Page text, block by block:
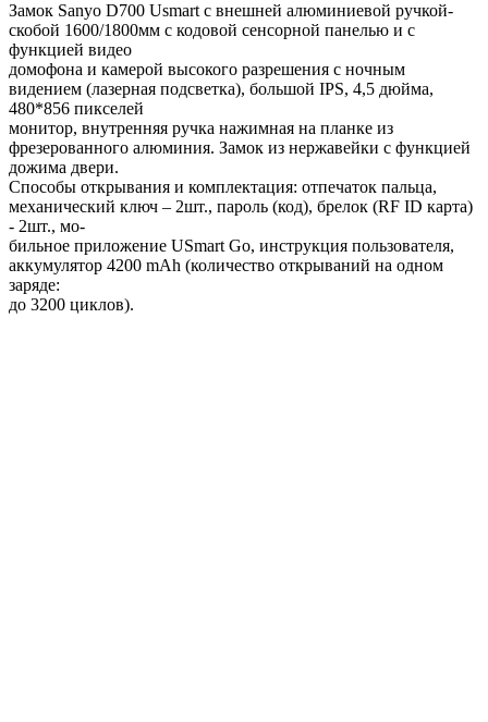
Замок Sanyo D700 Usmart с внешней алюминиевой ручкой-
скобой 1600/1800мм с кодовой сенсорной панелью и с
функцией видео
домофона и камерой высокого разрешения с ночным
видением (лазерная подсветка), большой IPS, 4,5 дюйма,
480*856 пикселей
монитор, внутренняя ручка нажимная на планке из
фрезерованного алюминия. Замок из нержавейки с функцией
дожима двери.
Способы открывания и комплектация: отпечаток пальца,
механический ключ – 2шт., пароль (код), брелок (RF ID карта)
- 2шт., мо-
бильное приложение USmart Go, инструкция пользователя,
аккумулятор 4200 mAh (количество открываний на одном
заряде:
до 3200 циклов).